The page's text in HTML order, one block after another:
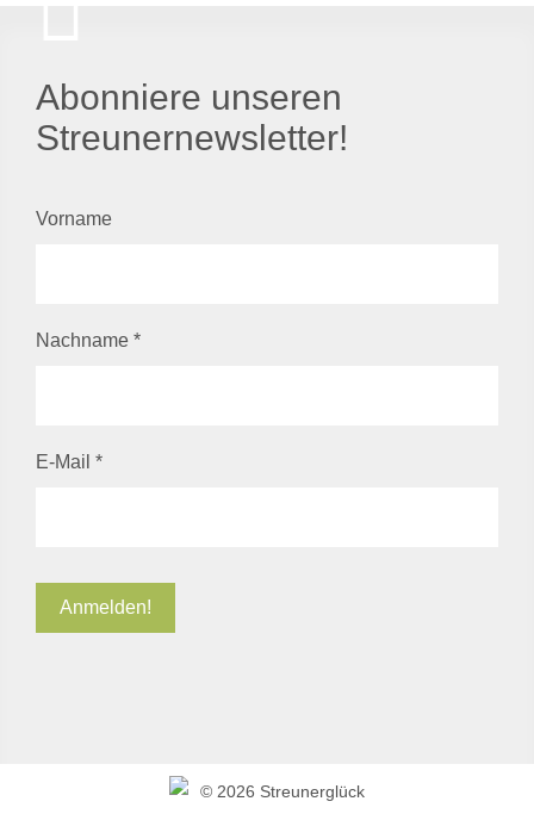
Abonniere unseren
Streunernewsletter!
Vorname
Nachname *
E-Mail *
© 2026 Streunerglück